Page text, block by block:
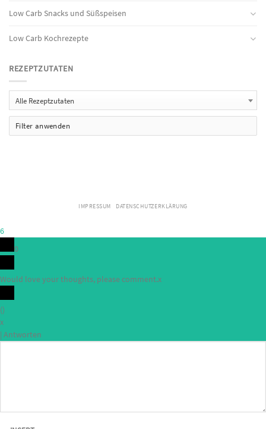
Low Carb Snacks und Süßspeisen
Low Carb Kochrezepte
REZEPTZUTATEN
Alle Rezeptzutaten
Filter anwenden
IMPRESSUM DATENSCHUTZERKLÄRUNG
6
0
Would love your thoughts, please comment.x
()
x
| Antworten